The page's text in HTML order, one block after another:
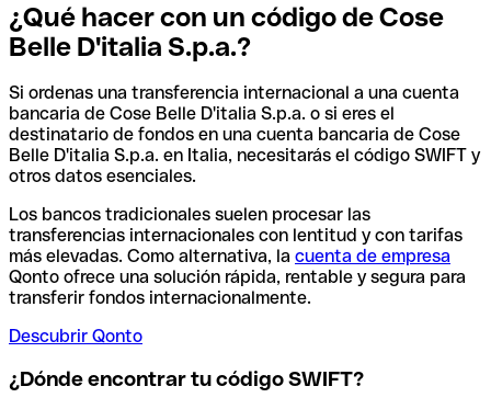
¿Qué hacer con un código de Cose
Belle D'italia S.p.a.?
Si ordenas una transferencia internacional a una cuenta
bancaria de Cose Belle D'italia S.p.a. o si eres el
destinatario de fondos en una cuenta bancaria de Cose
Belle D'italia S.p.a. en Italia, necesitarás el código SWIFT y
otros datos esenciales.
Los bancos tradicionales suelen procesar las
transferencias internacionales con lentitud y con tarifas
más elevadas. Como alternativa, la cuenta de empresa
Qonto ofrece una solución rápida, rentable y segura para
transferir fondos internacionalmente.
Descubrir Qonto
¿Dónde encontrar tu código SWIFT?